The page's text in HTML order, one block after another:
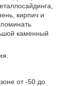
кирпич и
каменный
от -50 до